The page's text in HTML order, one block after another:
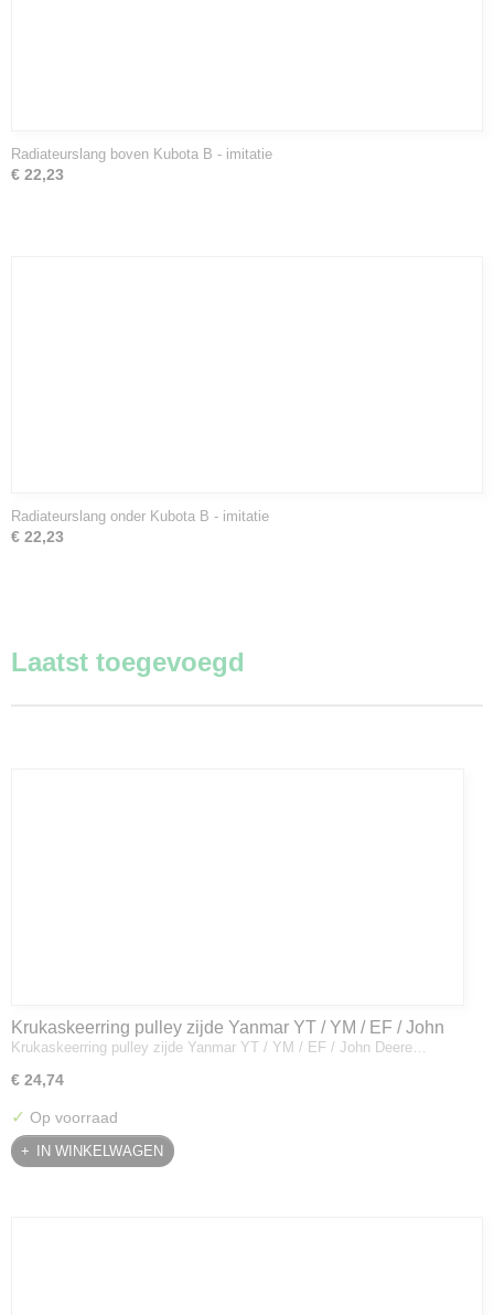
Radiateurslang boven Kubota B - imitatie
€ 22,23
Radiateurslang onder Kubota B - imitatie
€ 22,23
Laatst toegevoegd
Krukaskeerring pulley zijde Yanmar YT / YM / EF / John
Deere - 119934-01800
Krukaskeerring pulley zijde Yanmar YT / YM / EF / John Deere…
€ 24,74
✓ Op voorraad
IN WINKELWAGEN